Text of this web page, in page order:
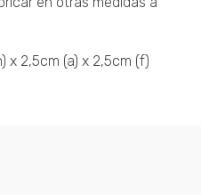
x 2,5cm (a) x 2,5cm (f)